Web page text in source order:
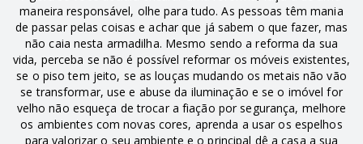
maneira responsável, olhe para tudo. As pessoas têm mania
de passar pelas coisas e achar que já sabem o que fazer, mas
não caia nesta armadilha. Mesmo sendo a reforma da sua
vida, perceba se não é possível reformar os móveis existentes,
se o piso tem jeito, se as louças mudando os metais não vão
se transformar, use e abuse da iluminação e se o imóvel for
velho não esqueça de trocar a fiação por segurança, melhore
os ambientes com novas cores, aprenda a usar os espelhos
para valorizar o seu ambiente e o principal dê a casa a sua